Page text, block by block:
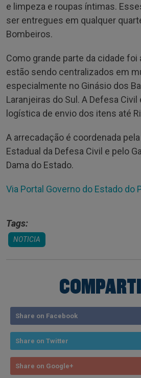
e limpeza e roupas íntimas.
ser entregues em qualquer
Bombeiros.
Como grande parte da cidade foi
estão sendo centralizados em
especialmente no Ginásio dos
Laranjeiras do Sul. A Defesa
logística de envio dos itens até
A arrecadação é coordenada
Estadual da Defesa Civil e pelo
Dama do Estado.
Via Portal Governo do Estado do
Tags:
NOTICIA
Share on Facebook
Share on Twitter
Share on Google+